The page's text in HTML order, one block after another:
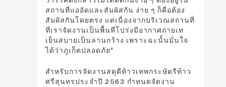
สถานที่แออัดและสัมผัสกัน ง่าย ๆ ก็คือต้อง
สัมผัสกันโดยตรง แต่เนื่องจากบริเวณสถานที่
ที่เราจัดงานเป็นพื้นที่โปร่งมีอากาศถ่ายเท
เย็นสบายเป็นลานกว้าง เพราะฉะนั้นมั่นใจ
ได้ว่าภูเก็ตปลอดภัย”
สำหรับการจัดงานสดุดีท้าวเทพกระษัตรีท้าว
ศรีสุนทรประจำปี 2563 กำหนดจัดงาน